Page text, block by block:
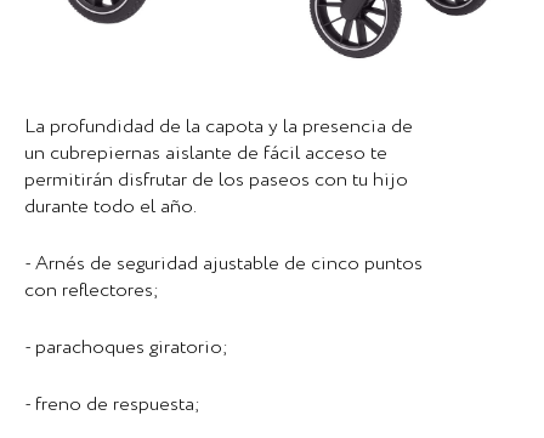
La profundidad de la capota y la presencia de
un cubrepiernas aislante de fácil acceso te
permitirán disfrutar de los paseos con tu hijo
durante todo el año.
- Arnés de seguridad ajustable de cinco puntos
con reflectores;
- parachoques giratorio;
- freno de respuesta;